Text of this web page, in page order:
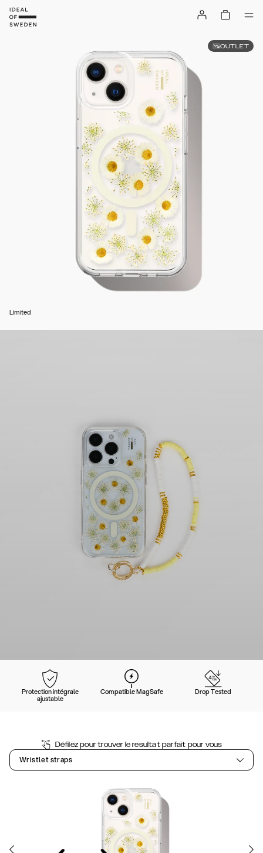
Limited
Protection intégrale
ajustable
Compatible MagSafe Drop Tested
Défilez pour trouver le resultat parfait pour vous
Wristlet straps
OUTLET